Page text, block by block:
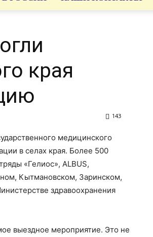
края
143
медицинского
в селах края. Более 500
«Гелиос», ALBUS,
Кытмановском, Заринском,
здравоохранения
выездное мероприятие. Это не